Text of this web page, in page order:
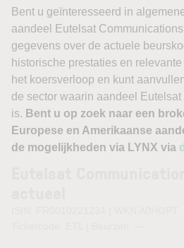
Bent u geïnteresseerd in
aandeel Eutelsat
gegevens over de actuele
historische prestaties en
het koersverloop en kunt
de sector waarin aandeel
is. Bent u op zoek naar een
Europese en Amerikaanse
de mogelijkheden via LYNX via